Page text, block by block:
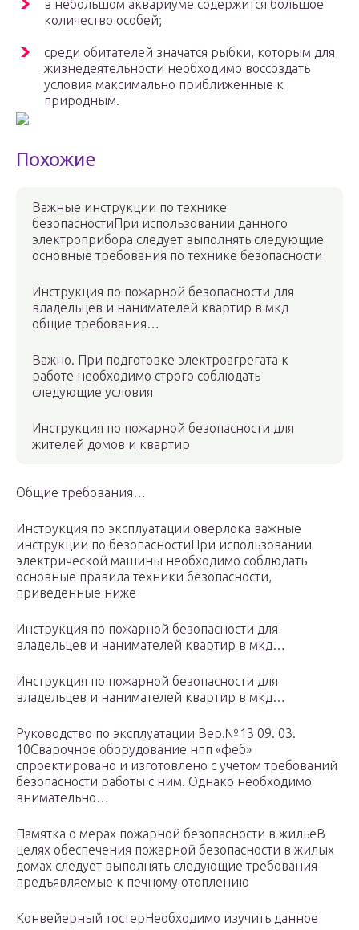
в небольшом аквариуме содержится большое
количество особей;
среди обитателей значатся рыбки, которым для
жизнедеятельности необходимо воссоздать
условия максимально приближенные к
природным.
Похожие
Важные инструкции по технике
безопасностиПри использовании данного
электроприбора следует выполнять следующие
основные требования по технике безопасности
Инструкция по пожарной безопасности для
владельцев и нанимателей квартир в мкд
общие требования…
Важно. При подготовке электроагрегата к
работе необходимо строго соблюдать
следующие условия
Инструкция по пожарной безопасности для
жителей домов и квартир
Общие требования…
Инструкция по эксплуатации оверлока важные
инструкции по безопасностиПри использовании
электрической машины необходимо соблюдать
основные правила техники безопасности,
приведенные ниже
Инструкция по пожарной безопасности для
владельцев и нанимателей квартир в мкд…
Инструкция по пожарной безопасности для
владельцев и нанимателей квартир в мкд…
Руководство по эксплуатации Вер.№13 09. 03.
10Сварочное оборудование нпп «феб»
спроектировано и изготовлено с учетом требований
безопасности работы с ним. Однако необходимо
внимательно…
Памятка о мерах пожарной безопасности в жильеВ
целях обеспечения пожарной безопасности в жилых
домах следует выполнять следующие требования
предъявляемые к печному отоплению
Конвейерный тостерНеобходимо изучить данное